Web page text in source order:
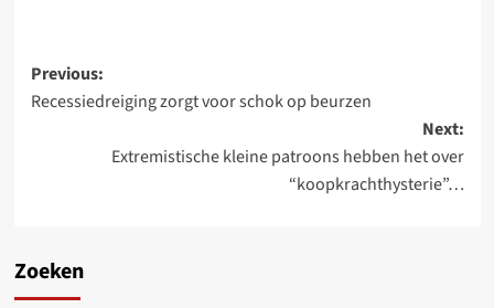
Post
navigation
Previous:
Recessiedreiging zorgt voor schok op beurzen
Next:
Extremistische kleine patroons hebben het over
“koopkrachthysterie”…
Zoeken